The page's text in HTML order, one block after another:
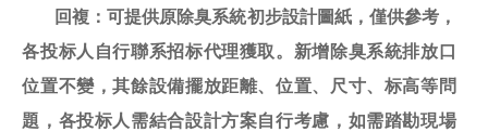
回複： 可提供原除臭系統初步設計圖紙，僅供參考，
各投标人自行聯系招标代理獲取。新增除臭系統排放口
位置不變，其餘設備擺放距離、位置、尺寸、标高等問
題，各投标人需結合設計方案自行考慮，如需踏勘現場